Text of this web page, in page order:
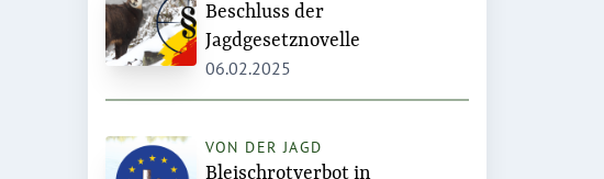
Beschluss der
Jagdgesetznovelle
06.02.2025
VON DER JAGD
Bleischrotverbot in